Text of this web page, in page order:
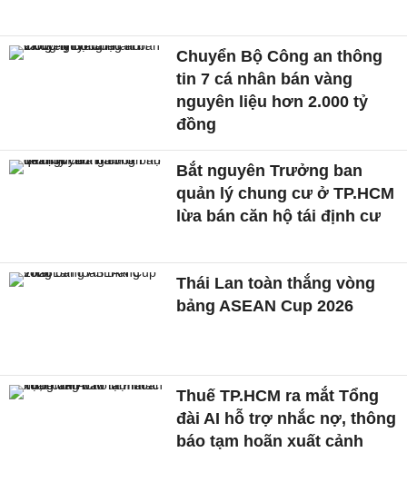
Chuyển Bộ Công an thông
tin 7 cá nhân bán vàng
nguyên liệu hơn 2.000 tỷ
đồng
Bắt nguyên Trưởng ban
quản lý chung cư ở TP.HCM
lừa bán căn hộ tái định cư
Thái Lan toàn thắng vòng
bảng ASEAN Cup 2026
Thuế TP.HCM ra mắt Tổng
đài AI hỗ trợ nhắc nợ, thông
báo tạm hoãn xuất cảnh